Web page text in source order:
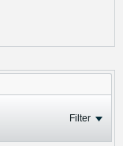
Filter